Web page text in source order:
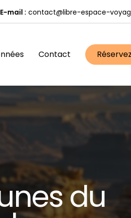
E-mail : contact@libre-espace-
Contact Réservez
nesdu